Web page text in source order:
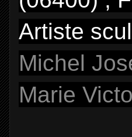
Artiste
Michel
Marie